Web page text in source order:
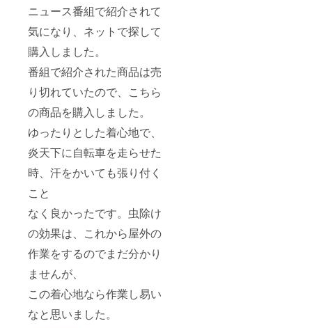
ニュース番組で紹介されて
気になり、ネットで探して
購入しました。
番組で紹介された商品は売
り切れていたので、こちら
の商品を購入しました。
ゆったりとした着心地で、
炎天下に自転車を走らせた
時、汗をかいても張り付く
こと
なく良かったです。虫除け
の効果は、これから屋外の
作業をするのでまだ分かり
ませんが、
この着心地なら作業し易い
なと思いました。